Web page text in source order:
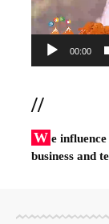
00:00
//
W e
business and